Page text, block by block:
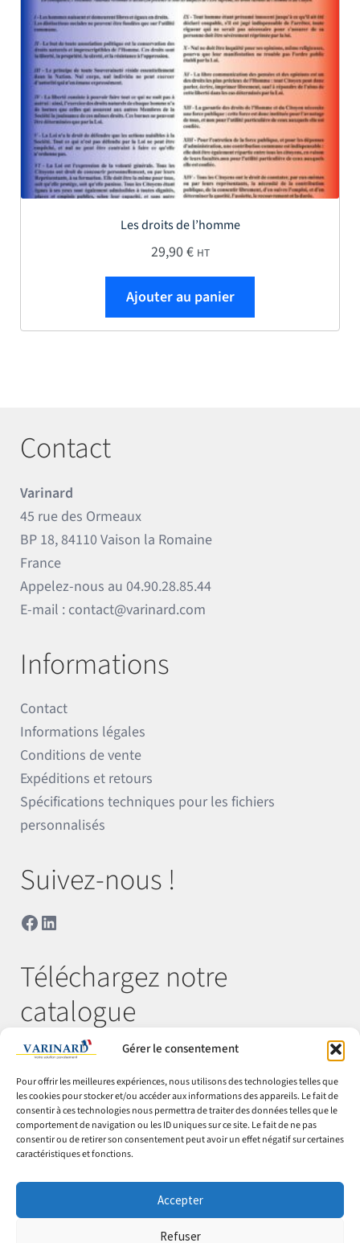
Gérer le consentement
Pour offrir les meilleures expériences, nous utilisons des technologies telles que
les cookies pour stocker et/ou accéder aux informations des appareils. Le fait de
consentir à ces technologies nous permettra de traiter des données telles que le
comportement de navigation ou les ID uniques sur ce site. Le fait de ne pas
consentir ou de retirer son consentement peut avoir un effet négatif sur certaines
caractéristiques et fonctions.
Accepter
Refuser
Les droits de l’homme
29,90€ HT
Ajouter au panier
Contact
Varinard
45 rue des Ormeaux
BP 18, 84110 Vaison la Romaine
France
Appelez-nous au04.90.28.85.44
E-mail : contact@varinard.com
Informations
Contact
Informations légales
Conditions de vente
Expéditions et retours
Spécifications techniques pour les fichiers
personnalisés
Suivez-nous !
Facebook
LinkedIn
Téléchargez notre
catalogue
© Varinard 2026
Expéditions & retours